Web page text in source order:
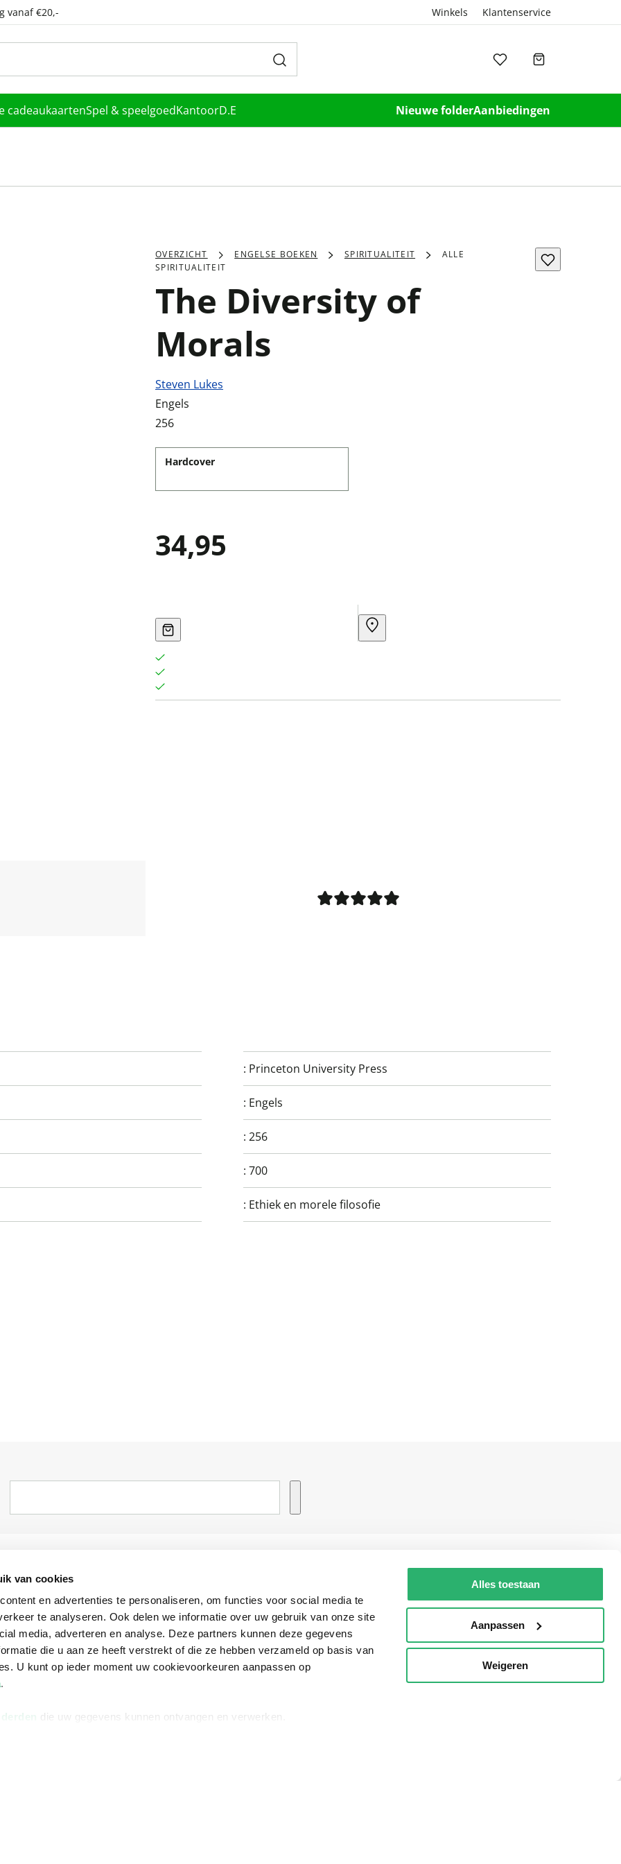
van cookies
en advertenties te personaliseren, om functies voor social media te
te analyseren. Ook delen we informatie over uw gebruik van onze site
media, adverteren en analyse. Deze partners kunnen deze gegevens
die u aan ze heeft verstrekt of die ze hebben verzameld op basis van
U kunt op ieder moment uw cookievoorkeuren aanpassen op
.
die uw gegevens kunnen ontvangen en verwerken.
Alles toestaan
Aanpassen
Weigeren
vanaf €20,- Winkels Klantenservice
cadeaukaartenSpel & speelgoedKantoorD.E Nieuwe folderAanbiedingen
OVERZICHT ENGELSE BOEKEN SPIRITUALITEIT
ALLE
SPIRITUALITEIT
The Diversity of
Morals
Steven Lukes
Engels
256
Hardcover
34,95
: Princeton University Press
: Engels
:256
:700
: Ethiek en morele filosofie
Vacatures
Winkels en openingstijden
Cadeaukaart
Vulnerability Disclosure policy
Instagram
helpdesk@readshop.nl
088 - 133 84 32